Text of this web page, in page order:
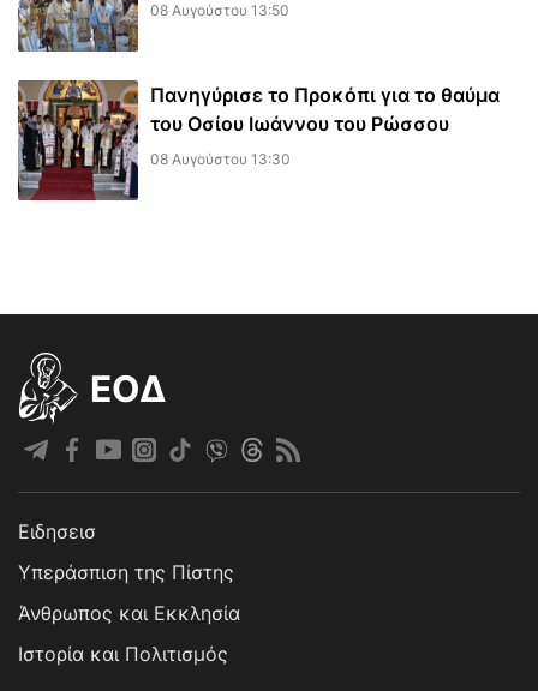
08 Αυγούστου 13:50
Πανηγύρισε το Προκόπι για το θαύμα
του Οσίου Ιωάννου του Ρώσσου
08 Αυγούστου 13:30
EOΔ
Ειδησεισ
Υπεράσπιση της Πίστης
Άνθρωπος και Εκκλησία
Ιστορία και Πολιτισμός